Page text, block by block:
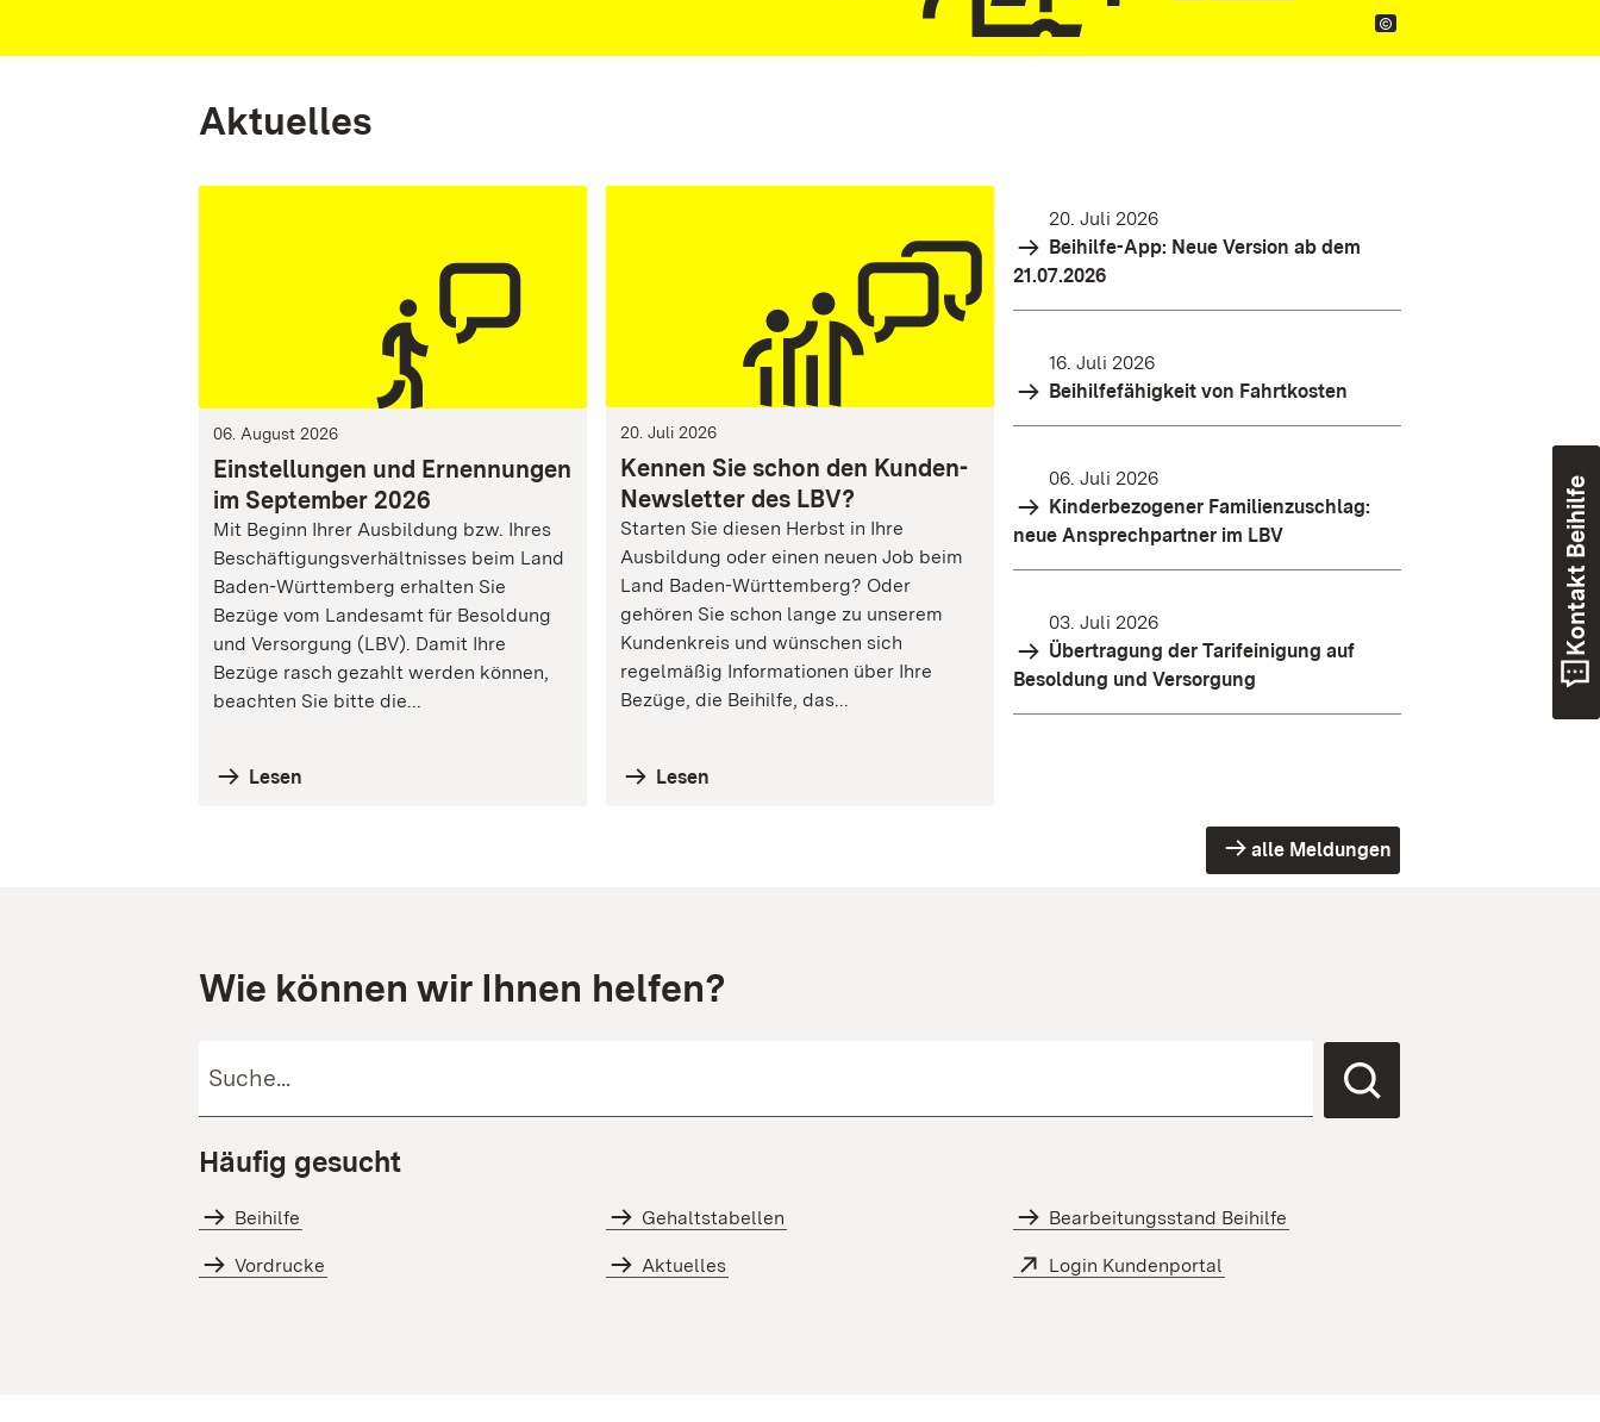
Aktuelles
06. August 2026
Einstellungen und Ernennungen
im September 2026
Mit Beginn Ihrer Ausbildung bzw. Ihres
Beschäftigungsverhältnisses beim Land
Baden-Württemberg erhalten Sie
Bezüge vom Landesamt für Besoldung
und Versorgung (LBV). Damit Ihre
Bezüge rasch gezahlt werden können,
beachten Sie bitte die...
Lesen
20. Juli 2026
Kennen Sie schon den Kunden-
Newsletter des LBV?
Starten Sie diesen Herbst in Ihre
Ausbildung oder einen neuen Job beim
Land Baden-Württemberg? Oder
gehören Sie schon lange zu unserem
Kundenkreis und wünschen sich
regelmäßig Informationen über Ihre
Bezüge, die Beihilfe, das...
Lesen
20. Juli 2026
Beihilfe-App: Neue Version ab dem
21.07.2026
16. Juli 2026
Beihilfefähigkeit von Fahrtkosten
06. Juli 2026
Kinderbezogener Familienzuschlag:
neue Ansprechpartner im LBV
03. Juli 2026
Übertragung der Tarifeinigung auf
Besoldung und Versorgung
alle Meldungen
Wie können wir Ihnen helfen?
Häufig gesucht
Beihilfe
Vordrucke
Gehaltstabellen
Aktuelles
Bearbeitungsstand Beihilfe
Login Kundenportal
Kontakt Beihilfe